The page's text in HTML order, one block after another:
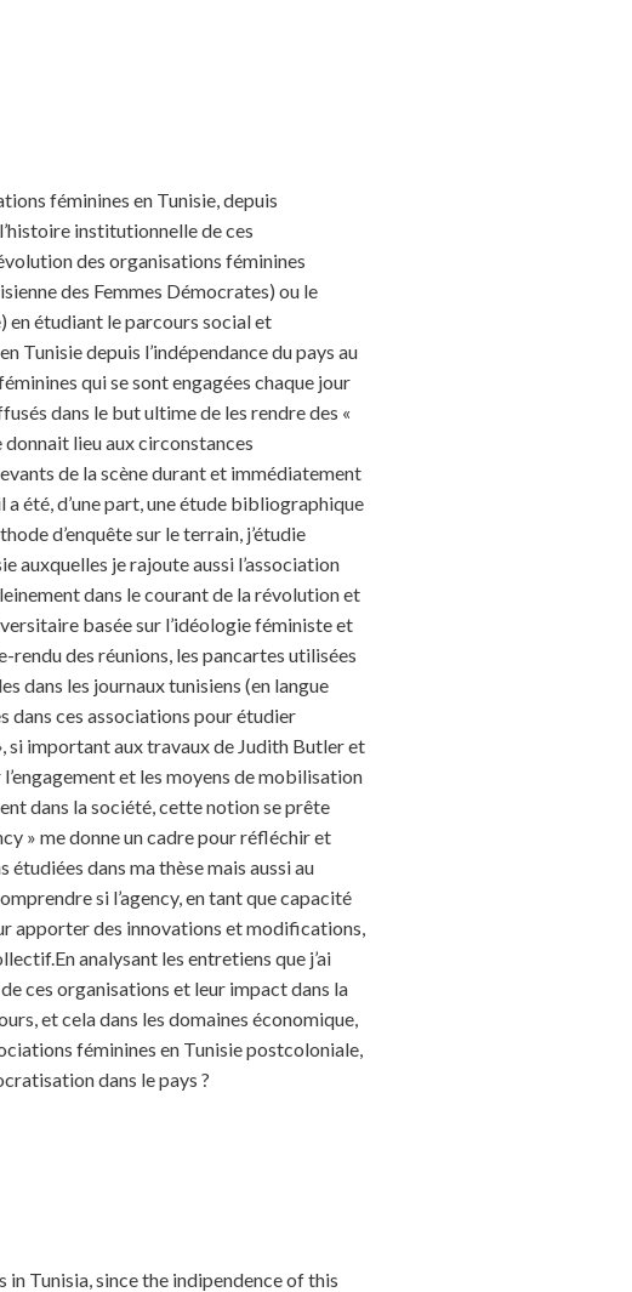
féminines en Tunisie, depuis
institutionnelle de ces
des organisations féminines
des Femmes Démocrates) ou le
en étudiant le parcours social et
Tunisie depuis l’indépendance du pays au
qui se sont engagées chaque jour
dans le but ultime de les rendre des «
donnait lieu aux circonstances
de la scène durant et immédiatement
été, d’une part, une étude bibliographique
d’enquête sur le terrain, j’étudie
auxquelles je rajoute aussi l’association
dans le courant de la révolution et
basée sur l’idéologie féministe et
rendu des réunions, les pancartes utilisées
dans les journaux tunisiens (en langue
dans ces associations pour étudier
si important aux travaux de Judith Butler et
et les moyens de mobilisation
dans la société, cette notion se prête
» me donne un cadre pour réfléchir et
dans ma thèse mais aussi au
si l’agency, en tant que capacité
apporter des innovations et modifications,
analysant les entretiens que j’ai
ces organisations et leur impact dans la
et cela dans les domaines économique,
féminines en Tunisie postcoloniale,
dans le pays ?
Tunisia, since the indipendence of this